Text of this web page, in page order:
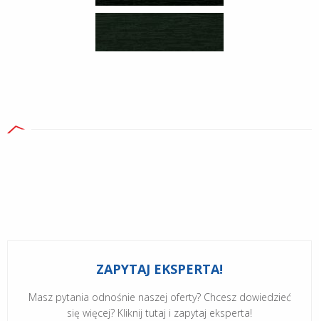
ZAPYTAJ EKSPERTA!
Masz pytania odnośnie naszej oferty? Chcesz dowiedzieć
się więcej? Kliknij tutaj i zapytaj eksperta!